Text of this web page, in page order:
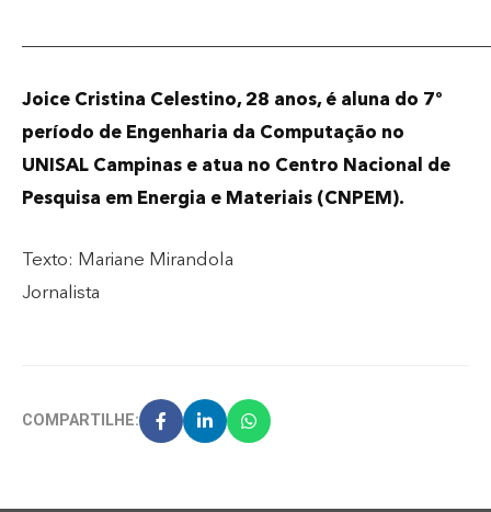
Joice Cristina Celestino, 28 anos, é aluna do 7º
período de Engenharia da Computação no
UNISAL Campinas e atua no Centro Nacional de
Pesquisa em Energia e Materiais (CNPEM).
Texto: Mariane Mirandola
Jornalista
COMPARTILHE: